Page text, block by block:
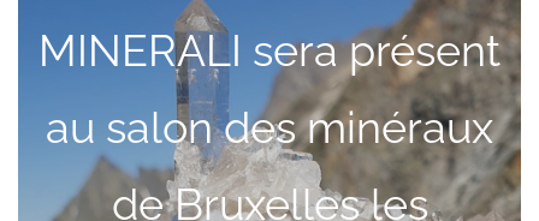
MINERALI sera présent
au salon des minéraux
de Bruxelles les